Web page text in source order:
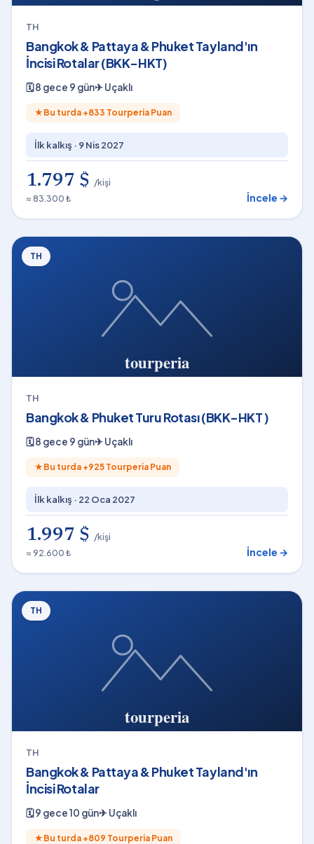
TH
Bangkok & Pattaya & Phuket Tayland'ın
İncisi Rotalar (BKK-HKT)
🗓8 gece 9 gün✈Uçaklı
★ Bu turda +833 Tourperia Puan
İlk kalkış · 9 Nis 2027
1.797 $ /kişi
≈ 83.300 ₺
İncele →
TH
TH
Bangkok & Phuket Turu Rotası (BKK-HKT )
🗓8 gece 9 gün✈Uçaklı
★ Bu turda +925 Tourperia Puan
İlk kalkış · 22 Oca 2027
1.997 $ /kişi
≈ 92.600 ₺
İncele →
TH
TH
Bangkok & Pattaya & Phuket Tayland'ın
İncisi Rotalar
🗓9 gece 10 gün✈Uçaklı
★ Bu turda +809 Tourperia Puan